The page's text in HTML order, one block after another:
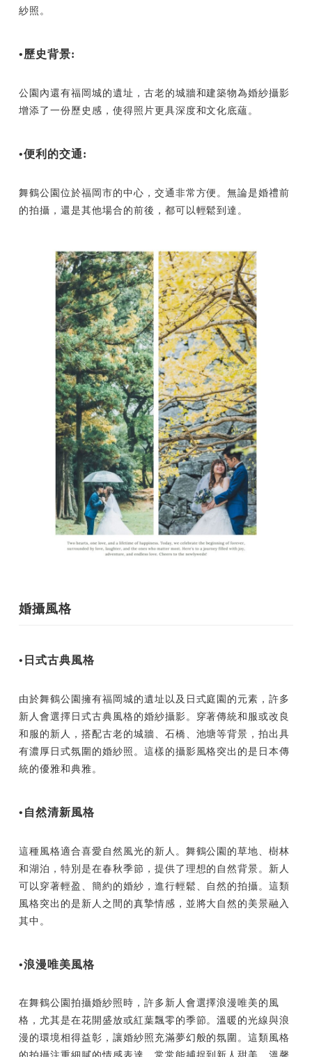
紗照。
•歷史背景:
公園內還有福岡城的遺址，古老的城牆和建築物為婚紗攝影
增添了一份歷史感，使得照片更具深度和文化底蘊。
•便利的交通:
舞鶴公園位於福岡市的中心，交通非常方便。無論是婚禮前
的拍攝，還是其他場合的前後，都可以輕鬆到達。
婚攝風格
•日式古典風格
由於舞鶴公園擁有福岡城的遺址以及日式庭園的元素，許多
新人會選擇日式古典風格的婚紗攝影。穿著傳統和服或改良
和服的新人，搭配古老的城牆、石橋、池塘等背景，拍出具
有濃厚日式氛圍的婚紗照。這樣的攝影風格突出的是日本傳
統的優雅和典雅。
•自然清新風格
這種風格適合喜愛自然風光的新人。舞鶴公園的草地、樹林
和湖泊，特別是在春秋季節，提供了理想的自然背景。新人
可以穿著輕盈、簡約的婚紗，進行輕鬆、自然的拍攝。這類
風格突出的是新人之間的真摯情感，並將大自然的美景融入
其中。
•浪漫唯美風格
在舞鶴公園拍攝婚紗照時，許多新人會選擇浪漫唯美的風
格，尤其是在花開盛放或紅葉飄零的季節。溫暖的光線與浪
漫的環境相得益彰，讓婚紗照充滿夢幻般的氛圍。這類風格